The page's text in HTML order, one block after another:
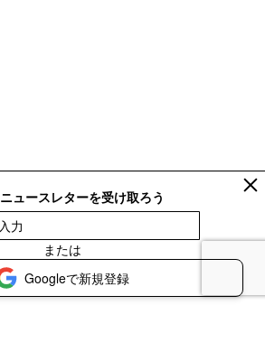
ニュースレターを受け取ろう
または
Googleで新規登録